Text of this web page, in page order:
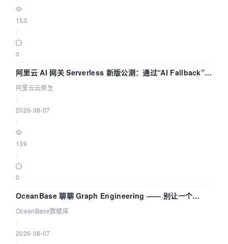
153
0
阿里云 AI 网关 Serverless 新版公测：通过“AI Fallback”与
拓扑可视化构建 AI 流量治理底座
阿里云云原生
2026-08-07
139
0
OceanBase 聊聊 Graph Engineering —— 别让一个
Agent 既当运动员又
OceanBase数据库
2026-08-07